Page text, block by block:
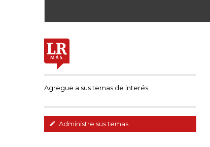
Agregue a sus temas de interés
Administre sus temas